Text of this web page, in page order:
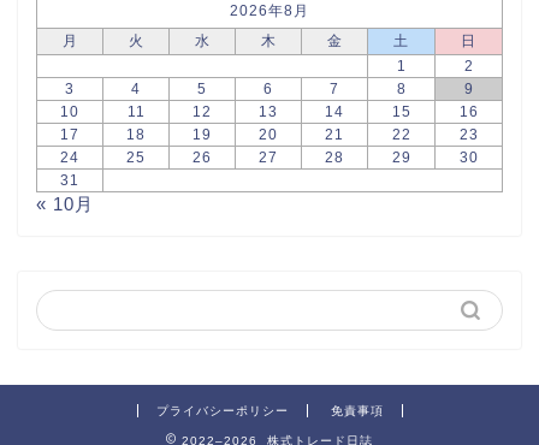
2026年8月
月
火 水 木 金 土
日
1
2
3
4 5 6 7 8
9
10
11 12 13 14 15
16
17
18 19 20 21 22
23
24
25 26 27 28 29
30
31
« 10月
プライバシーポリシー 免責事項
2022–2026 株式トレード日誌